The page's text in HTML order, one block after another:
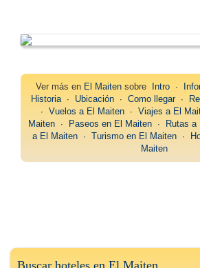
Ver más en El Maitensobre Intro∙
Historia∙ Ubicación∙ Como llegar∙
∙ Vuelos a El Maiten ∙ Viajes a El
Maiten∙ Paseos en El Maiten∙ Rutas a
a El Maiten∙ Turismo en El Maiten∙
Maiten
Buscar hoteles en El Maiten